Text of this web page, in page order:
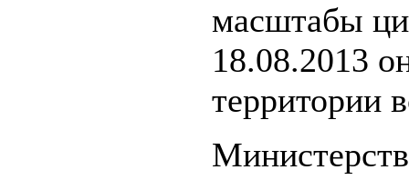
масштабы
18.08.2013
территории